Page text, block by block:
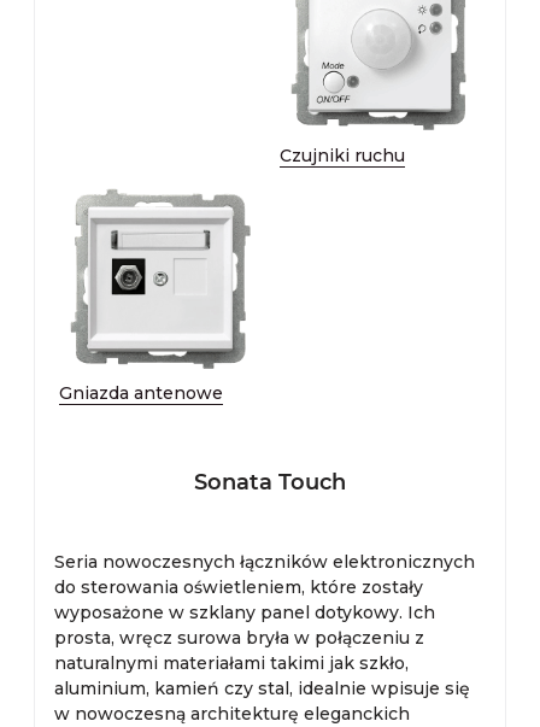
Czujniki ruchu
Gniazda antenowe
Sonata Touch
Seria nowoczesnych łączników elektronicznych
do sterowania oświetleniem, które zostały
wyposażone w szklany panel dotykowy. Ich
prosta, wręcz surowa bryła w połączeniu z
naturalnymi materiałami takimi jak szkło,
aluminium, kamień czy stal, idealnie wpisuje się
w nowoczesną architekturę eleganckich